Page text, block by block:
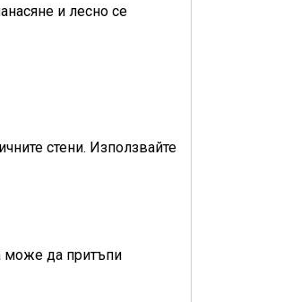
и лесно се
стени. Използвайте
може да притъпи